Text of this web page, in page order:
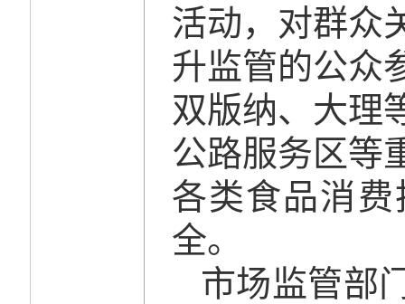
活动，对群众
升监管的公众
双版纳、大理
公路服务区等
各类食品消
全。
市场监管部